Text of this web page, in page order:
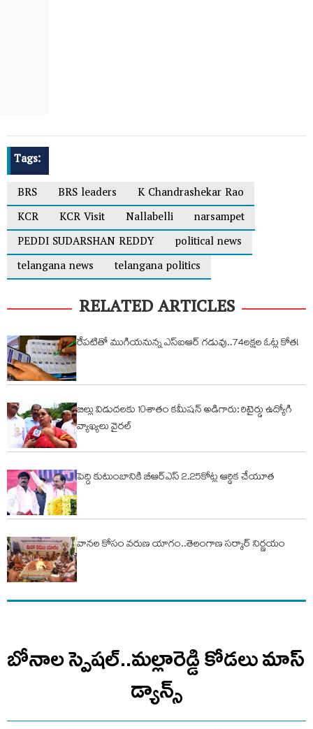
Tags:
BRS
BRS leaders
K Chandrashekar Rao
KCR
KCR Visit Nallabelli
narsampet
PEDDI SUDARSHAN REDDY
political news
telangana news
telangana politics
RELATED ARTICLES
రేపటితో ముగియనున్న ఎస్‌ఐఆర్ గడువు..74లక్షల ఓట్ల కోత!
బిల్లు విడుదలకు 10శాతం కమీషన్ అడిగారు: రిటైర్డు ఉద్యోగి
వ్యాఖ్యలు వైరల్
పెద్ది కుటుంబానికి బీఆర్ఎస్ 2.25కోట్ల ఆర్థిక చేయూత
వానల కోసం వరుణ యాగం..తెలంగాణ సర్కార్ నిర్ణయం
బోనాల స్పెషల్..మల్లారెడ్డి కోడలు మాస్
డ్యాన్స్